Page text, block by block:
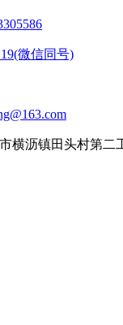
微信同号)
横沥镇田头村第二